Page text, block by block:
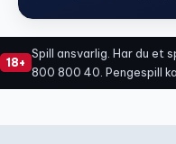
18+
Spill ansvarlig. Har du et
800 800 40. Pengespill